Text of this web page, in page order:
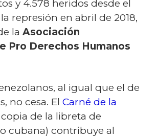
y 4.578 heridos desde el
represión en abril de 2018,
la Asociación
Pro Derechos Humanos
al igual que el de
no cesa. El Carné de la
de la libreta de
cubana) contribuye al